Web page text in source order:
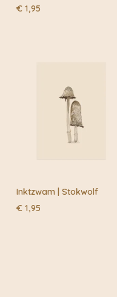
€ 1,95
Inktzwam | Stokwolf
€ 1,95